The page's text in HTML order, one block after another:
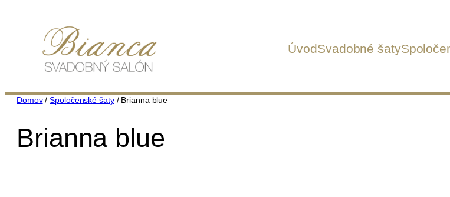
ÚvodSvadobné šaty
Domov/Spoločenské šaty/ Brianna blue
Brianna blue